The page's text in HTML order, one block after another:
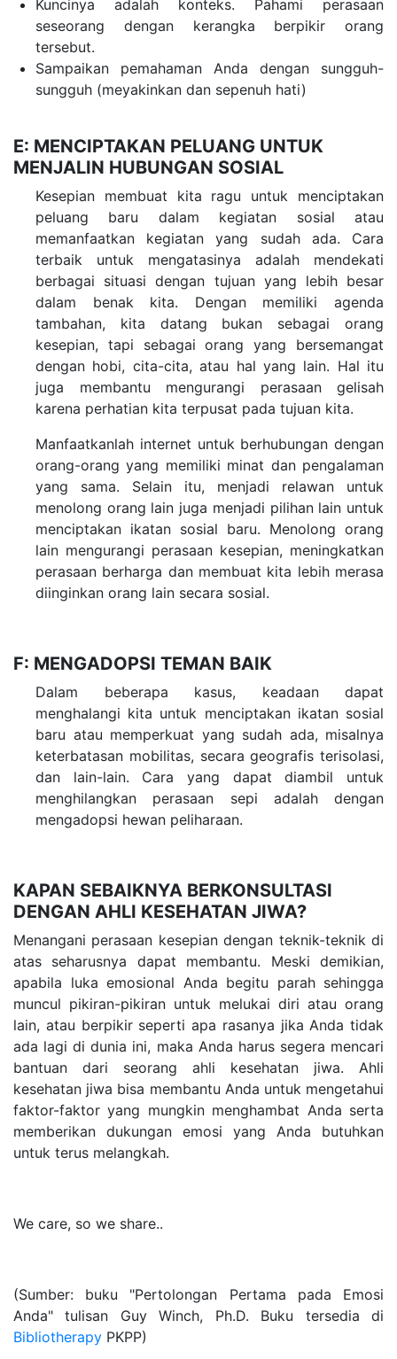
Kuncinya adalah konteks. Pahami perasaan
seseorang dengan kerangka berpikir orang
tersebut.
Sampaikan pemahaman Anda dengan sungguh-
sungguh (meyakinkan dan sepenuh hati)
E: MENCIPTAKAN PELUANG UNTUK
MENJALIN HUBUNGAN SOSIAL
Kesepian membuat kita ragu untuk menciptakan
peluang baru dalam kegiatan sosial atau
memanfaatkan kegiatan yang sudah ada. Cara
terbaik untuk mengatasinya adalah mendekati
berbagai situasi dengan tujuan yang lebih besar
dalam benak kita. Dengan memiliki agenda
tambahan, kita datang bukan sebagai orang
kesepian, tapi sebagai orang yang bersemangat
dengan hobi, cita-cita, atau hal yang lain. Hal itu
juga membantu mengurangi perasaan gelisah
karena perhatian kita terpusat pada tujuan kita.
Manfaatkanlah internet untuk berhubungan dengan
orang-orang yang memiliki minat dan pengalaman
yang sama. Selain itu, menjadi relawan untuk
menolong orang lain juga menjadi pilihan lain untuk
menciptakan ikatan sosial baru. Menolong orang
lain mengurangi perasaan kesepian, meningkatkan
perasaan berharga dan membuat kita lebih merasa
diinginkan orang lain secara sosial.
F: MENGADOPSI TEMAN BAIK
Dalam beberapa kasus, keadaan dapat
menghalangi kita untuk menciptakan ikatan sosial
baru atau memperkuat yang sudah ada, misalnya
keterbatasan mobilitas, secara geografis terisolasi,
dan lain-lain. Cara yang dapat diambil untuk
menghilangkan perasaan sepi adalah dengan
mengadopsi hewan peliharaan.
KAPAN SEBAIKNYA BERKONSULTASI
DENGAN AHLI KESEHATAN JIWA?
Menangani perasaan kesepian dengan teknik-teknik di
atas seharusnya dapat membantu. Meski demikian,
apabila luka emosional Anda begitu parah sehingga
muncul pikiran-pikiran untuk melukai diri atau orang
lain, atau berpikir seperti apa rasanya jika Anda tidak
ada lagi di dunia ini, maka Anda harus segera mencari
bantuan dari seorang ahli kesehatan jiwa. Ahli
kesehatan jiwa bisa membantu Anda untuk mengetahui
faktor-faktor yang mungkin menghambat Anda serta
memberikan dukungan emosi yang Anda butuhkan
untuk terus melangkah.
We care, so we share..
(Sumber: buku "Pertolongan Pertama pada Emosi
Anda" tulisan Guy Winch, Ph.D. Buku tersedia di
Bibliotherapy PKPP)